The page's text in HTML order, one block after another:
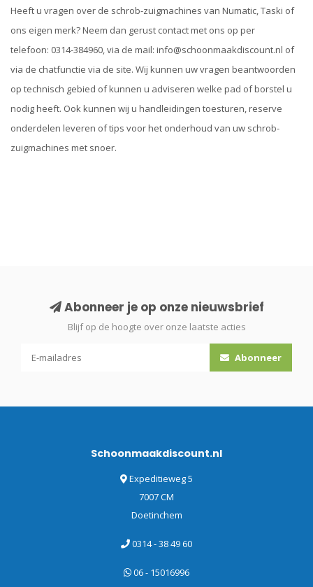
Heeft u vragen over de schrob-zuigmachines van Numatic, Taski of
ons eigen merk? Neem dan gerust contact met ons op per
telefoon: 0314-384960, via de mail: info@schoonmaakdiscount.nl of
via de chatfunctie via de site. Wij kunnen uw vragen beantwoorden
op technisch gebied of kunnen u adviseren welke pad of borstel u
nodig heeft. Ook kunnen wij u handleidingen toesturen, reserve
onderdelen leveren of tips voor het onderhoud van uw schrob-
zuigmachines met snoer.
Abonneer je op onze nieuwsbrief
Blijf op de hoogte over onze laatste acties
Abonneer
Schoonmaakdiscount.nl
Expeditieweg 5
7007 CM
Doetinchem
0314 - 38 49 60
06 - 15016996